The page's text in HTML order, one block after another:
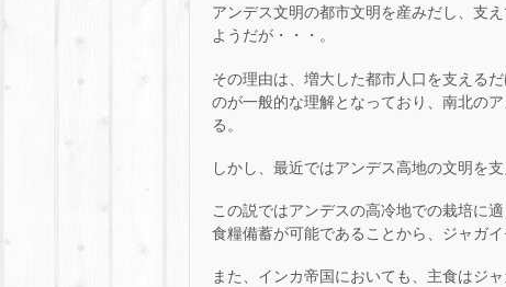
アンデス文明の都市文明を産みだし、支
ようだが・・・。
その理由は、増大した都市人口を支える
のが一般的な理解となっており、南北の
る。
しかし、最近ではアンデス高地の文明を
この説ではアンデスの高冷地での栽培に
食糧備蓄が可能であることから、ジャガ
また、インカ帝国においても、主食はジ